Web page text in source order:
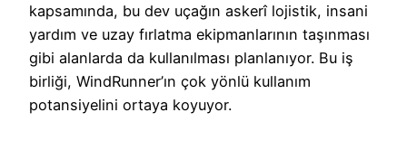
kapsamında, bu dev uçağın askerî lojistik, insani
yardım ve uzay fırlatma ekipmanlarının taşınması
gibi alanlarda da kullanılması planlanıyor. Bu iş
birliği, WindRunner’ın çok yönlü kullanım
potansiyelini ortaya koyuyor.